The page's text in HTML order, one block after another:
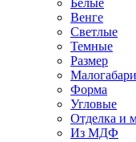
Белые
Венге
Светлые
Темные
Размер
Форма
Угловые
Отделка и
Из МДФ